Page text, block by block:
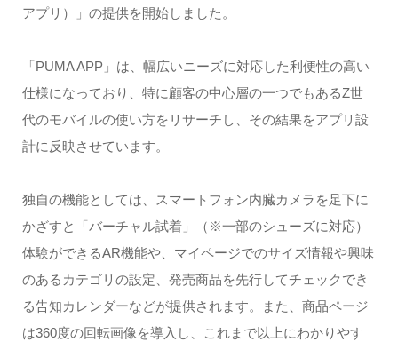
アプリ）」の提供を開始しました。
「PUMA APP」は、幅広いニーズに対応した利便性の高い
仕様になっており、特に顧客の中心層の一つでもあるZ世
代のモバイルの使い方をリサーチし、その結果をアプリ設
計に反映させています。
独自の機能としては、スマートフォン内臓カメラを足下に
かざすと「バーチャル試着」（※一部のシューズに対応）
体験ができるAR機能や、マイページでのサイズ情報や興味
のあるカテゴリの設定、発売商品を先行してチェックでき
る告知カレンダーなどが提供されます。また、商品ページ
は360度の回転画像を導入し、これまで以上にわかりやす